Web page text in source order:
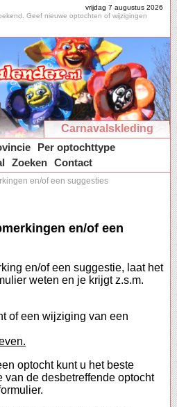
vrijdag 7 augustus 2026
Geef nieuwe optochten of wijzigingen
Carnavalskleding
Per optochttype
Zoeken Contact
en/of een suggesties
en/of een
en/of een suggestie, laat het
weten en je krijgt z.s.m.
of een wijziging van een
optocht kunt u het beste
de desbetreffende optocht